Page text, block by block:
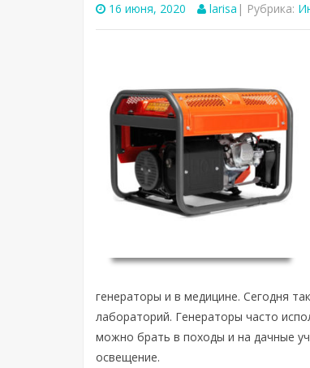
16 июня, 2020 larisa | Рубрика:
генераторы и в медицине. Сегодня
лабораторий. Генераторы часто
можно брать в походы и на дачные
освещение.